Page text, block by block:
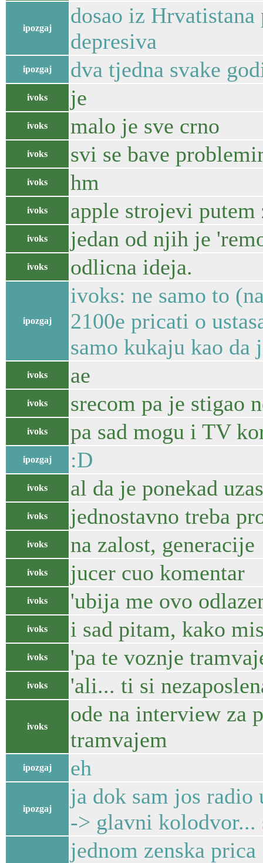
ipozgaj
dosao iz
depresiva
ipozgaj dva tjedna svake
ivoks je
ivoks malo je sve crno
ivoks svi se bave
ivoks hm
ivoks apple strojevi putem
ivoks jedan od njih je
ivoks odlicna ideja.
ipozgaj
ivoks: ne samo to
2100e pricati o
samo kukaju kao da
ivoks ae
ivoks srecom pa je stigao
ivoks pa sad mogu i TV
ipozgaj :D
ivoks al da je ponekad
ivoks jednostavno treba
ivoks na zalost, generacije
ivoks jucer cuo komentar
ivoks 'ubija me ovo
ivoks i sad pitam, kako
ivoks 'pa te voznje
ivoks 'ali... ti si
ivoks
ode na interview za
tramvajem
ipozgaj eh
ipozgaj
ja dok sam jos radio
-> glavni kolodvor...
jednom zenska